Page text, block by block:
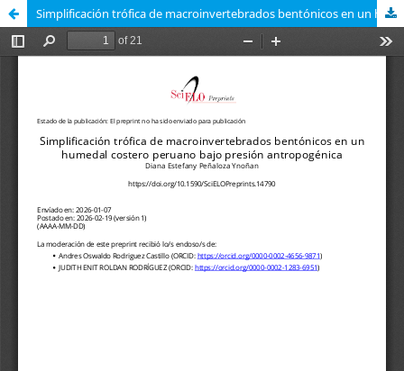
Simplificación trófica de macroinvertebrados bentónicos en un humedal costero peruano bajo presión antropogénica